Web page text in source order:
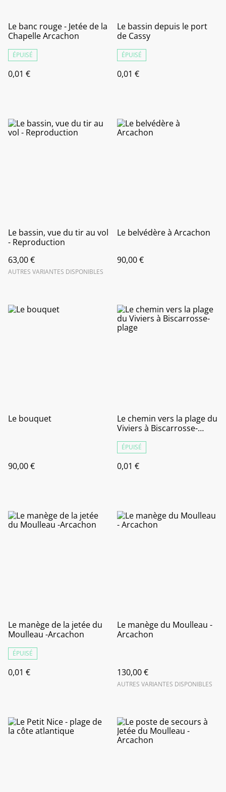
Le banc rouge - Jetée de la
Chapelle Arcachon
ÉPUISÉ
0,01 €
Le bassin depuis le port
de Cassy
ÉPUISÉ
0,01 €
Le bassin, vue du tir au vol
- Reproduction
63,00 €
AUTRES VARIANTES DISPONIBLES
Le belvédère à Arcachon
90,00 €
Le bouquet
90,00 €
Le chemin vers la plage du
Viviers à Biscarrosse-
ÉPUISÉ
0,01 €
Le manège de la jetée du
Moulleau -Arcachon
ÉPUISÉ
0,01 €
Le manège du Moulleau -
Arcachon
130,00 €
AUTRES VARIANTES DISPONIBLES